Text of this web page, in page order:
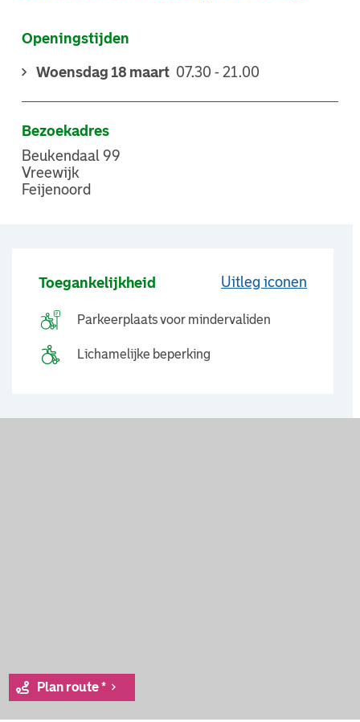
Openingstijden
Woensdag 18 maart 07.30 - 21.00
Bezoekadres
Beukendaal 99
Vreewijk
Feijenoord
Toegankelijkheid Uitleg iconen
Parkeerplaats voor mindervaliden
Lichamelijke beperking
Plan route *